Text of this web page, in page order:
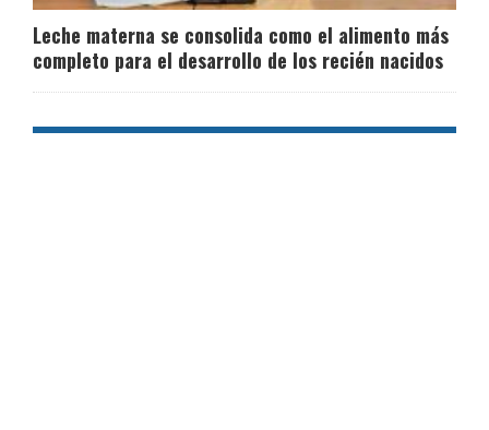
Leche materna se consolida como el alimento más
completo para el desarrollo de los recién nacidos